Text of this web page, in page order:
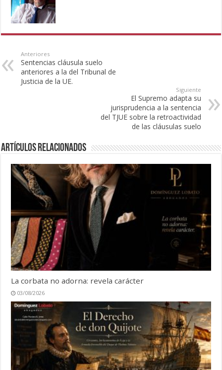
Anteriores
Sentencias cláusula suelo
anteriores a la del Tribunal de
Justicia de la UE.
Siguiente
El Supremo adapta su
jurisprudencia a la sentencia
del TJUE sobre la retroactividad
de las cláusulas suelo
Artículos Relacionados
La corbata no adorna: revela carácter
03/08/2026